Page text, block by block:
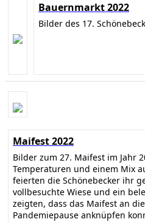
Bauernmarkt 2022
Bilder des 17.
Maifest 2022
Bilder zum 27. Maifest im Jahr
Temperaturen und einem Mix
feierten die Schönebecker ihr
vollbesuchte Wiese und ein
zeigten, dass das Maifest an
Pandemiepause anknüpfen